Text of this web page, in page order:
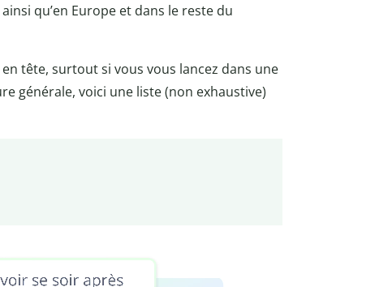
qu’en Europe et dans le reste du
tête, surtout si vous vous lancez dans une
générale, voici une liste (non exhaustive)